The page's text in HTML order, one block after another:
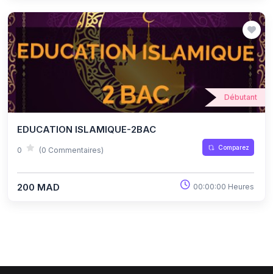
Débutant
EDUCATION ISLAMIQUE-2BAC
0 (0 Commentaires) Comparez
200 MAD 00:00:00 Heures